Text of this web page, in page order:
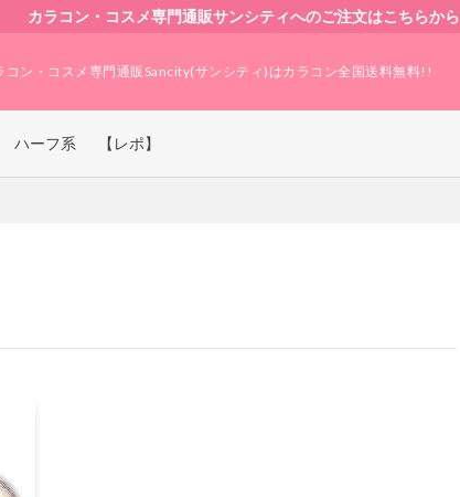
カラコン・コスメ専門通販サンシティへのご注文はこちらから
コン・コスメ専門通販Sancity(サンシティ)はカラコン全国送料無料!!
ハーフ系 【レポ】